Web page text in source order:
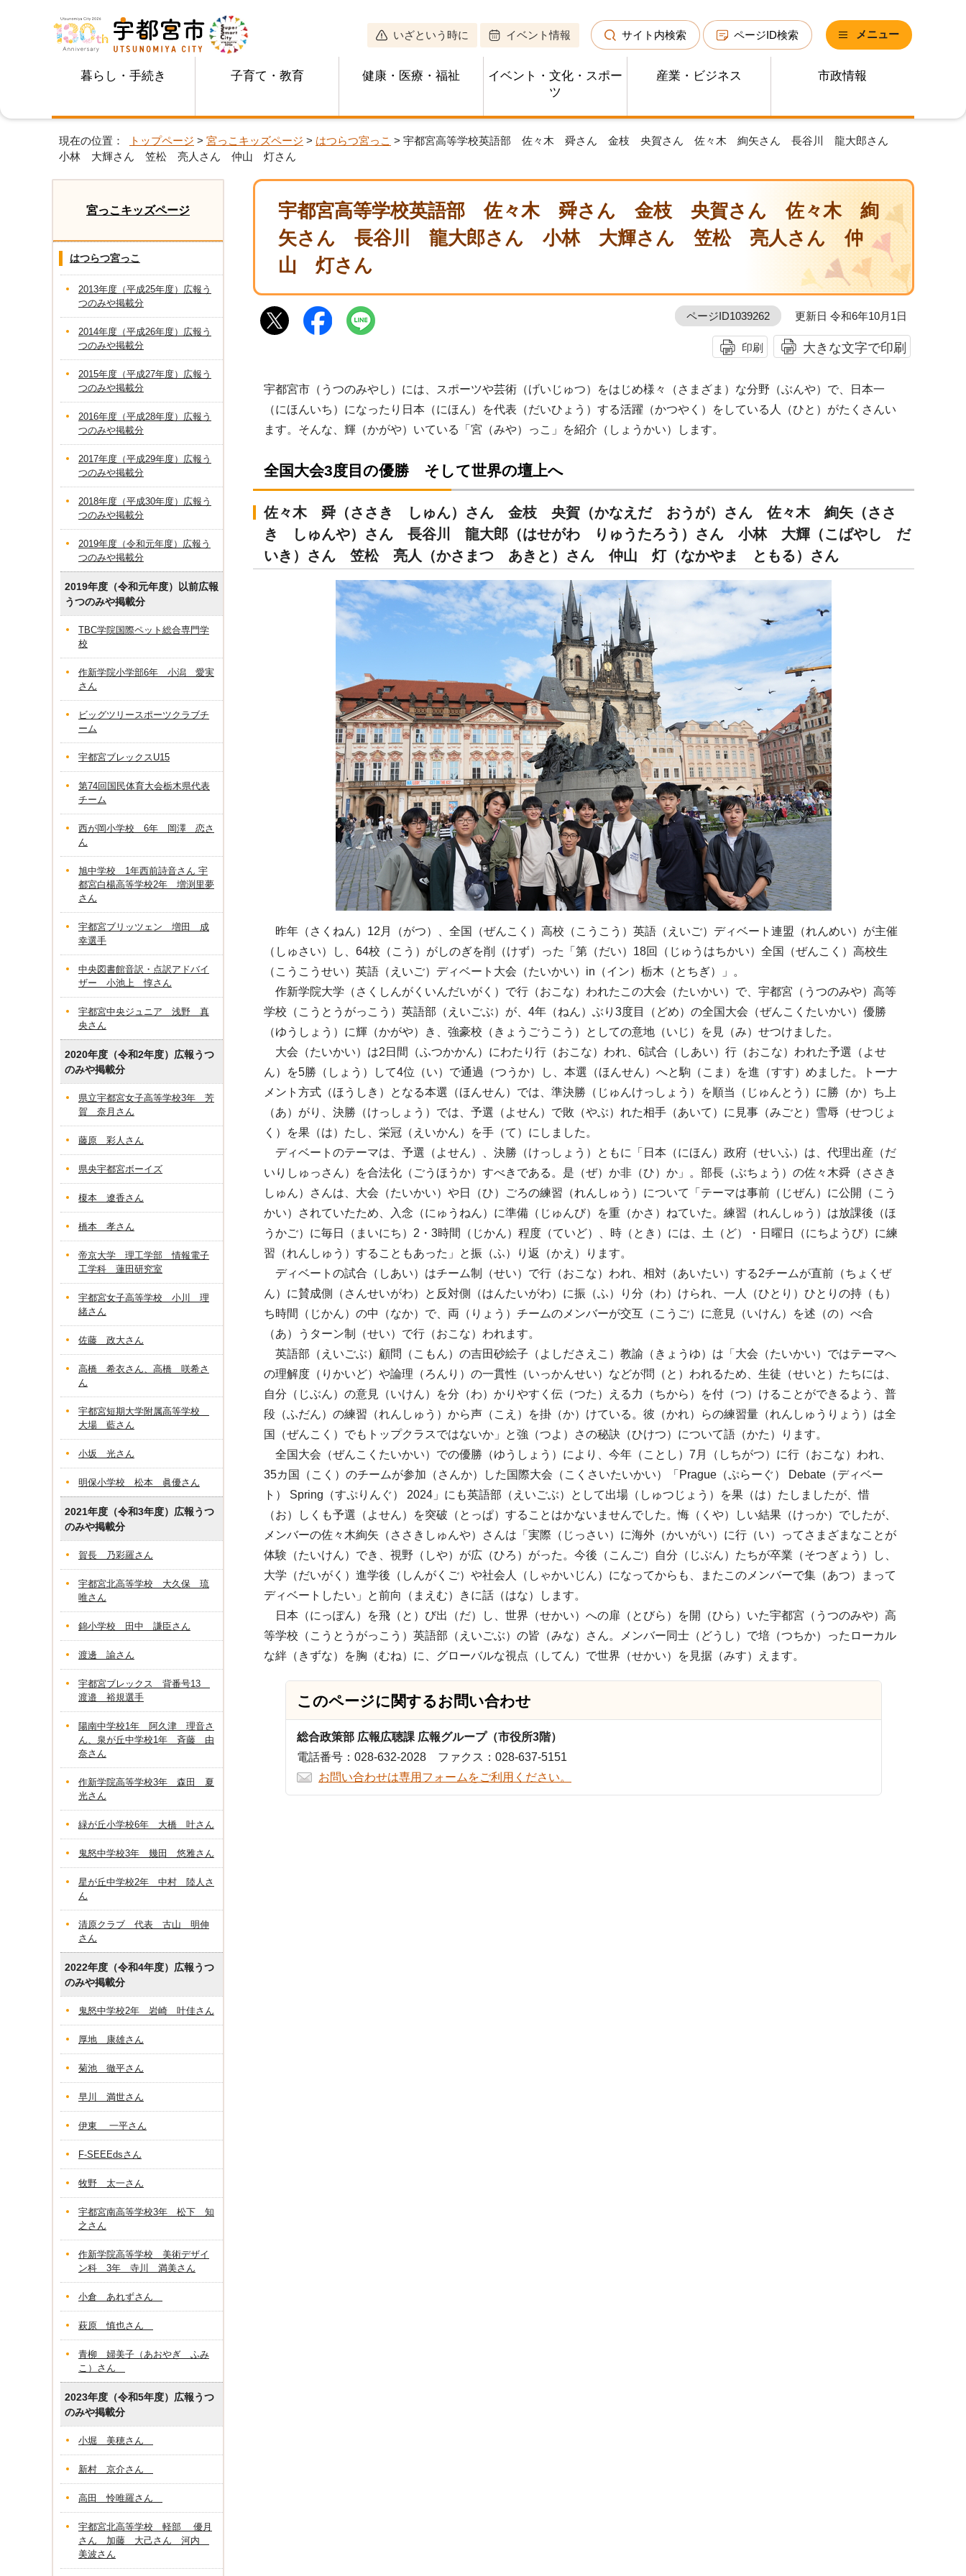
いざという時に イベント情報 サイト内検索 ページID検索 メニュー
暮らし・手続き 子育て・教育 健康・医療・福祉
イベント・文化・スポー
ツ
産業・ビジネス 市政情報
現在の位置： トップページ > 宮っこキッズページ > はつらつ宮っこ > 宇都宮高等学校英語部 佐々木 舜さん 金枝 央賀さん 佐々木 絢矢さん 長谷川 龍大郎さん
小林 大輝さん 笠松 亮人さん 仲山 灯さん
宇都宮高等学校英語部 佐々木 舜さん 金枝 央賀さん 佐々木 絢
矢さん 長谷川 龍大郎さん 小林 大輝さん 笠松 亮人さん 仲
山 灯さん
ページID1039262 更新日 令和6年10月1日
印刷 大きな文字で印刷
宇都宮市（うつのみやし）には、スポーツや芸術（げいじゅつ）をはじめ様々（さまざま）な分野（ぶんや）で、日本一
（にほんいち）になったり日本（にほん）を代表（だいひょう）する活躍（かつやく）をしている人（ひと）がたくさんい
ます。そんな、輝（かがや）いている「宮（みや）っこ」を紹介（しょうかい）します。
全国大会3度目の優勝 そして世界の壇上へ
佐々木 舜（ささき しゅん）さん 金枝 央賀（かなえだ おうが）さん 佐々木 絢矢（ささ
き しゅんや）さん 長谷川 龍大郎（はせがわ りゅうたろう）さん 小林 大輝（こばやし だ
いき）さん 笠松 亮人（かさまつ あきと）さん 仲山 灯（なかやま ともる）さん
昨年（さくねん）12月（がつ）、全国（ぜんこく）高校（こうこう）英語（えいご）ディベート連盟（れんめい）が主催
（しゅさい）し、64校（こう）がしのぎを削（けず）った「第（だい）18回（じゅうはちかい）全国（ぜんこく）高校生
（こうこうせい）英語（えいご）ディベート大会（たいかい）in（イン）栃木（とちぎ）」。
作新学院大学（さくしんがくいんだいがく）で行（おこな）われたこの大会（たいかい）で、宇都宮（うつのみや）高等
学校（こうとうがっこう）英語部（えいごぶ）が、4年（ねん）ぶり3度目（どめ）の全国大会（ぜんこくたいかい）優勝
（ゆうしょう）に輝（かがや）き、強豪校（きょうごうこう）としての意地（いじ）を見（み）せつけました。
大会（たいかい）は2日間（ふつかかん）にわたり行（おこな）われ、6試合（しあい）行（おこな）われた予選（よせ
ん）を5勝（しょう）して4位（い）で通過（つうか）し、本選（ほんせん）へと駒（こま）を進（すす）めました。トーナ
メント方式（ほうしき）となる本選（ほんせん）では、準決勝（じゅんけっしょう）を順当（じゅんとう）に勝（か）ち上
（あ）がり、決勝（けっしょう）では、予選（よせん）で敗（やぶ）れた相手（あいて）に見事（みごと）雪辱（せつじょ
く）を果（は）たし、栄冠（えいかん）を手（て）にしました。
ディベートのテーマは、予選（よせん）、決勝（けっしょう）ともに「日本（にほん）政府（せいふ）は、代理出産（だ
いりしゅっさん）を合法化（ごうほうか）すべきである。是（ぜ）か非（ひ）か」。部長（ぶちょう）の佐々木舜（ささき
しゅん）さんは、大会（たいかい）や日（ひ）ごろの練習（れんしゅう）について「テーマは事前（じぜん）に公開（こう
かい）されていたため、入念（にゅうねん）に準備（じゅんび）を重（かさ）ねていた。練習（れんしゅう）は放課後（ほ
うかご）に毎日（まいにち）2・3時間（じかん）程度（ていど）、時（とき）には、土（ど）・日曜日（にちようび）に練
習（れんしゅう）することもあった」と振（ふ）り返（かえ）ります。
ディベートの試合（しあい）はチーム制（せい）で行（おこな）われ、相対（あいたい）する2チームが直前（ちょくぜ
ん）に賛成側（さんせいがわ）と反対側（はんたいがわ）に振（ふ）り分（わ）けられ、一人（ひとり）ひとりの持（も）
ち時間（じかん）の中（なか）で、両（りょう）チームのメンバーが交互（こうご）に意見（いけん）を述（の）べ合
（あ）うターン制（せい）で行（おこな）われます。
英語部（えいごぶ）顧問（こもん）の吉田砂絵子（よしださえこ）教諭（きょうゆ）は「大会（たいかい）ではテーマへ
の理解度（りかいど）や論理（ろんり）の一貫性（いっかんせい）などが問（と）われるため、生徒（せいと）たちには、
自分（じぶん）の意見（いけん）を分（わ）かりやすく伝（つた）える力（ちから）を付（つ）けることができるよう、普
段（ふだん）の練習（れんしゅう）から声（こえ）を掛（か）けている。彼（かれ）らの練習量（れんしゅうりょう）は全
国（ぜんこく）でもトップクラスではないか」と強（つよ）さの秘訣（ひけつ）について語（かた）ります。
全国大会（ぜんこくたいかい）での優勝（ゆうしょう）により、今年（ことし）7月（しちがつ）に行（おこな）われ、
35カ国（こく）のチームが参加（さんか）した国際大会（こくさいたいかい）「Prague（ぷらーぐ） Debate（ディベー
ト） Spring（すぷりんぐ） 2024」にも英語部（えいごぶ）として出場（しゅつじょう）を果（は）たしましたが、惜
（お）しくも予選（よせん）を突破（とっぱ）することはかないませんでした。悔（くや）しい結果（けっか）でしたが、
メンバーの佐々木絢矢（ささきしゅんや）さんは「実際（じっさい）に海外（かいがい）に行（い）ってさまざまなことが
体験（たいけん）でき、視野（しや）が広（ひろ）がった。今後（こんご）自分（じぶん）たちが卒業（そつぎょう）し、
大学（だいがく）進学後（しんがくご）や社会人（しゃかいじん）になってからも、またこのメンバーで集（あつ）まって
ディベートしたい」と前向（まえむ）きに話（はな）します。
日本（にっぽん）を飛（と）び出（だ）し、世界（せかい）への扉（とびら）を開（ひら）いた宇都宮（うつのみや）高
等学校（こうとうがっこう）英語部（えいごぶ）の皆（みな）さん。メンバー同士（どうし）で培（つちか）ったローカル
な絆（きずな）を胸（むね）に、グローバルな視点（してん）で世界（せかい）を見据（みす）えます。
このページに関するお問い合わせ
総合政策部 広報広聴課 広報グループ（市役所3階）
電話番号：028-632-2028 ファクス：028-637-5151
お問い合わせは専用フォームをご利用ください。
宮っこキッズページ
はつらつ宮っこ
2013年度（平成25年度）広報う
つのみや掲載分
2014年度（平成26年度）広報う
つのみや掲載分
2015年度（平成27年度）広報う
つのみや掲載分
2016年度（平成28年度）広報う
つのみや掲載分
2017年度（平成29年度）広報う
つのみや掲載分
2018年度（平成30年度）広報う
つのみや掲載分
2019年度（令和元年度）広報う
つのみや掲載分
2019年度（令和元年度）以前広報
うつのみや掲載分
TBC学院国際ペット総合専門学
校
作新学院小学部6年 小潟 愛実
さん
ビッグツリースポーツクラブチ
ーム
宇都宮ブレックスU15
第74回国民体育大会栃木県代表
チーム
西が岡小学校 6年 岡澤 恋さ
ん
旭中学校 1年西前詩音さん 宇
都宮白楊高等学校2年 増渕里夢
さん
宇都宮ブリッツェン 増田 成
幸選手
中央図書館音訳・点訳アドバイ
ザー 小池上 惇さん
宇都宮中央ジュニア 浅野 真
央さん
2020年度（令和2年度）広報うつ
のみや掲載分
県立宇都宮女子高等学校3年 芳
賀 奈月さん
藤原 彩人さん
県央宇都宮ボーイズ
榎本 遼香さん
橋本 孝さん
帝京大学 理工学部 情報電子
工学科 蓮田研究室
宇都宮女子高等学校 小川 理
緒さん
佐藤 政大さん
高橋 希衣さん、高橋 咲希さ
ん
宇都宮短期大学附属高等学校
大場 藍さん
小坂 光さん
明保小学校 松本 眞優さん
2021年度（令和3年度）広報うつ
のみや掲載分
賀長 乃彩羅さん
宇都宮北高等学校 大久保 琉
唯さん
錦小学校 田中 謙臣さん
渡邊 諭さん
宇都宮ブレックス 背番号13
渡邉 裕規選手
陽南中学校1年 阿久津 理音さ
ん、泉が丘中学校1年 斉藤 由
奈さん
作新学院高等学校3年 森田 夏
光さん
緑が丘小学校6年 大橋 叶さん
鬼怒中学校3年 幾田 悠雅さん
星が丘中学校2年 中村 陸人さ
ん
清原クラブ 代表 古山 明伸
さん
2022年度（令和4年度）広報うつ
のみや掲載分
鬼怒中学校2年 岩崎 叶佳さん
厚地 康雄さん
菊池 徹平さん
早川 満世さん
伊東 一平さん
F-SEEEdsさん
牧野 太一さん
宇都宮南高等学校3年 松下 知
之さん
作新学院高等学校 美術デザイ
ン科 3年 寺川 満美さん
小倉 あれずさん
萩原 慎也さん
青柳 婦美子（あおやぎ ふみ
こ）さん
2023年度（令和5年度）広報うつ
のみや掲載分
小堀 美穂さん
新村 京介さん
高田 怜唯羅さん
宇都宮北高等学校 軽部 優月
さん 加藤 大己さん 河内
美波さん